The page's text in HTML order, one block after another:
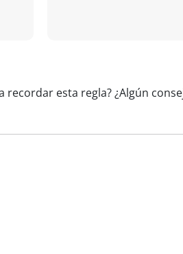
recordar esta regla? ¿Algún